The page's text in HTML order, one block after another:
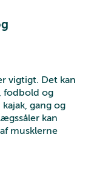
vigtigt. Det kan
fodbold og
gang og
kan
musklerne